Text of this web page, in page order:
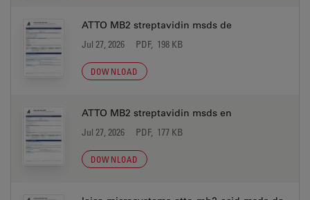
ATTO MB2 streptavidin msds de
Jul 27, 2026 PDF, 198 KB
DOWNLOAD
ATTO MB2 streptavidin msds en
Jul 27, 2026 PDF, 177 KB
DOWNLOAD